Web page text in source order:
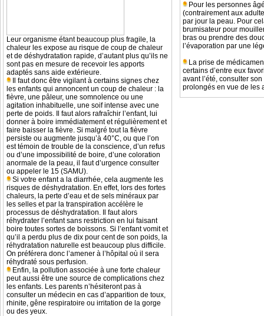
Leur organisme étant beaucoup plus fragile, la
chaleur les expose au risque de coup de chaleur
et de déshydratation rapide, d’autant plus qu’ils ne
sont pas en mesure de recevoir les apports
adaptés sans aide extérieure.
Il faut donc être vigilant à certains signes chez
les enfants qui annoncent un coup de chaleur : la
fièvre, une pâleur, une somnolence ou une
agitation inhabituelle, une soif intense avec une
perte de poids. Il faut alors rafraîchir l’enfant, lui
donner à boire immédiatement et régulièrement et
faire baisser la fièvre. Si malgré tout la fièvre
persiste ou augmente jusqu’à 40°C, ou que l’on
est témoin de trouble de la conscience, d’un refus
ou d’une impossibilité de boire, d’une coloration
anormale de la peau, il faut d’urgence consulter
ou appeler le 15 (SAMU).
Si votre enfant a la diarrhée, cela augmente les
risques de déshydratation. En effet, lors des fortes
chaleurs, la perte d’eau et de sels minéraux par
les selles et par la transpiration accélère le
processus de déshydratation. Il faut alors
réhydrater l’enfant sans restriction en lui faisant
boire toutes sortes de boissons. Si l’enfant vomit et
qu’il a perdu plus de dix pour cent de son poids, la
réhydratation naturelle est beaucoup plus difficile.
On préférera donc l’amener à l’hôpital où il sera
réhydraté sous perfusion.
Enfin, la pollution associée à une forte chaleur
peut aussi être une source de complications chez
les enfants. Les parents n’hésiteront pas à
consulter un médecin en cas d’apparition de toux,
rhinite, gêne respiratoire ou irritation de la gorge
ou des yeux.
Pour les personnes
(contrairement aux
par jour la peau. Pour
brumisateur pour
bras ou prendre des
l’évaporation par une
La prise de
certains d’entre eux
avant l’été, consulter
prolongés en vue de les